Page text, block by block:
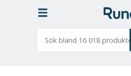
bland